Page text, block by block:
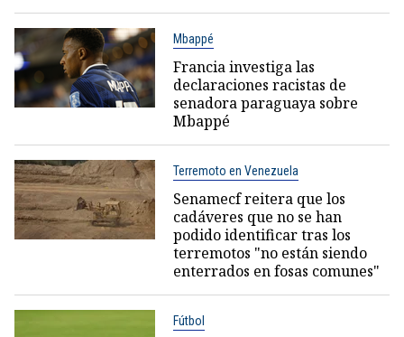
Mbappé
Francia investiga las
declaraciones racistas de
senadora paraguaya sobre
Mbappé
Terremoto en Venezuela
Senamecf reitera que los
cadáveres que no se han
podido identificar tras los
terremotos "no están siendo
enterrados en fosas comunes"
Fútbol